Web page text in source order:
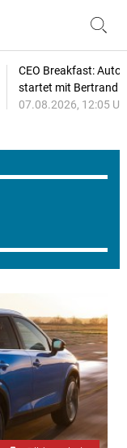
CEO Breakfast:
startet mit Bertrand
07.08.2026, 12:05